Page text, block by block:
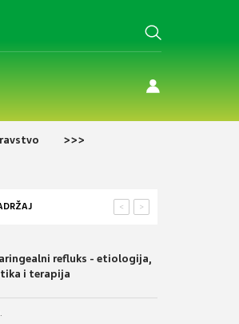
>>>
>
<
refluks - etiologija,
i terapija